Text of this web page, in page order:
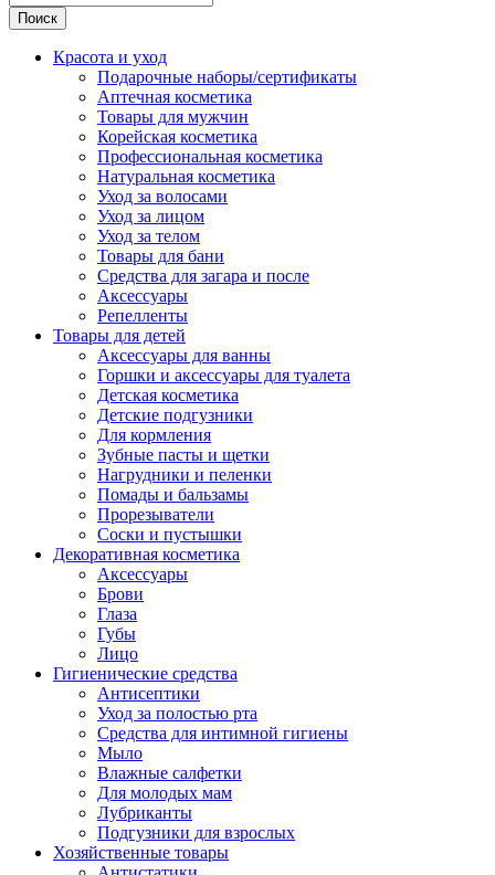
Поиск
Красота и уход
Подарочные наборы/сертификаты
Аптечная косметика
Товары для мужчин
Корейская косметика
Профессиональная косметика
Натуральная косметика
Уход за волосами
Уход за лицом
Уход за телом
Товары для бани
Средства для загара и после
Аксессуары
Репелленты
Товары для детей
Аксессуары для ванны
Горшки и аксессуары для туалета
Детская косметика
Детские подгузники
Для кормления
Зубные пасты и щетки
Нагрудники и пеленки
Помады и бальзамы
Прорезыватели
Соски и пустышки
Декоративная косметика
Аксессуары
Брови
Глаза
Губы
Лицо
Гигиенические средства
Антисептики
Уход за полостью рта
Средства для интимной гигиены
Мыло
Влажные салфетки
Для молодых мам
Лубриканты
Подгузники для взрослых
Хозяйственные товары